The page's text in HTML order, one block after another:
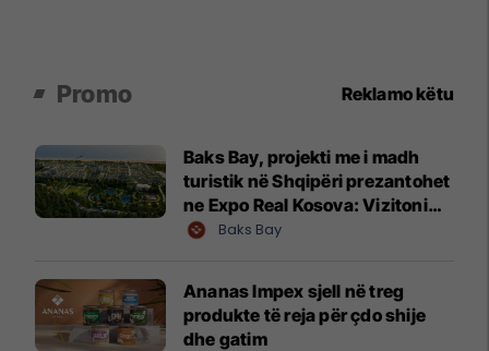
Promo Reklamo këtu
Baks Bay, projekti me i madh
turistik në Shqipëri prezantohet
ne Expo Real Kosova: Vizitoni
shtandin dhe zbuloni
Baks Bay
Ananas Impex sjell në treg
produkte të reja për çdo shije
dhe gatim